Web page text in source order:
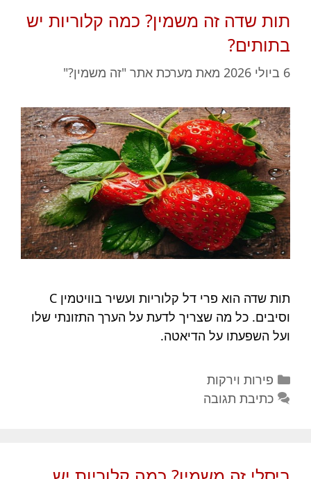
תות שדה זה משמין? כמה קלוריות יש
בתותים?
6 ביולי 2026 מאת מערכת אתר "זה משמין?"
תות שדה הוא פרי דל קלוריות ועשיר בוויטמין C
וסיבים. כל מה שצריך לדעת על הערך התזונתי שלו
ועל השפעתו על הדיאטה.
קטגוריות
פירות וירקות
כתיבת תגובה